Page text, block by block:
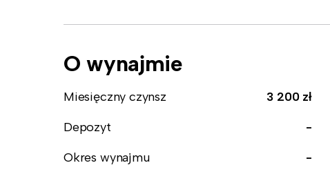
O wynajmie
Miesięczny czynsz 3 200 zł
Depozyt
-
Okres wynajmu
-